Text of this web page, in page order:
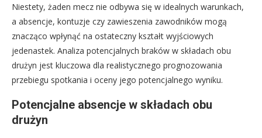
Niestety, żaden mecz nie odbywa się w idealnych warunkach,
a absencje, kontuzje czy zawieszenia zawodników mogą
znacząco wpłynąć na ostateczny kształt wyjściowych
jedenastek. Analiza potencjalnych braków w składach obu
drużyn jest kluczowa dla realistycznego prognozowania
przebiegu spotkania i oceny jego potencjalnego wyniku.
Potencjalne absencje w składach obu
drużyn